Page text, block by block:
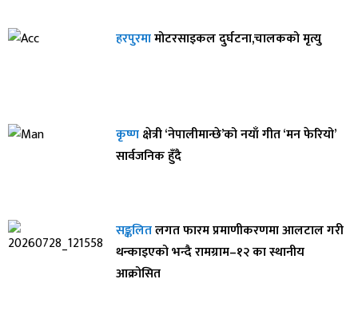
हरपुरमामोटरसाइकल दुर्घटना,चालकको मृत्यु
कृष्णक्षेत्री ‘नेपालीमान्छे’को नयाँ गीत ‘मन फेरियो’
सार्वजनिक हुँदै
सङ्कलितलगत फारम प्रमाणीकरणमा आलटाल गरी
थन्काइएको भन्दै रामग्राम–१२ का स्थानीय
आक्रोसित